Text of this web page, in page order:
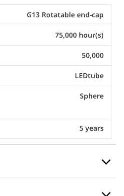
G13 Rotatable end-cap
75,000 hour(s)
50,000
LEDtube
Sphere
5 years